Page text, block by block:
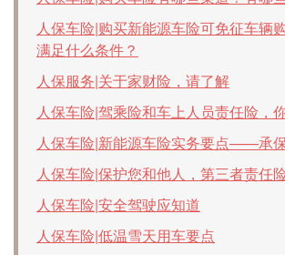
人保车险|购买新能源车险可免征车辆
满足什么条件？
人保服务|关于家财险，请了解
人保车险|驾乘险和车上人员责任险，
人保车险|新能源车险实务要点——承
人保车险|保护您和他人，第三者责任
人保车险|安全驾驶应知道
人保车险|低温雪天用车要点